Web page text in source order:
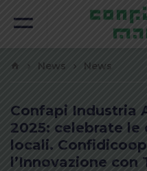
News News
Confapi Industria
2025: celebrate le
locali.
l’Innovazione con